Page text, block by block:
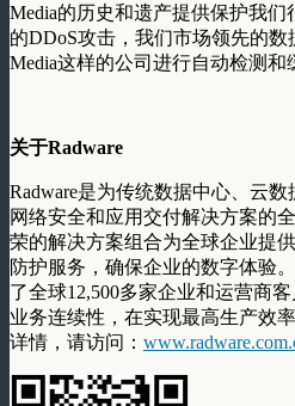
Media的历史和遗产提供保护我
的DDoS攻击，我们市场领先的
Media这样的公司进行自动检测和
关于Radware
Radware是为传统数据中心、云
网络安全和应用交付解决方案的
荣的解决方案组合为全球企业提
防护服务，确保企业的数字体验
了全球12,500多家企业和运营商
业务连续性，在实现最高生产效
详情，请访问：